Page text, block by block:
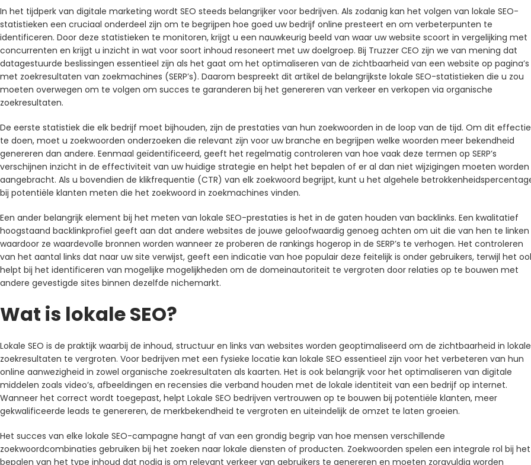
In het tijdperk van digitale marketing wordt SEO steeds belangrijker voor bedrijven. Als zodanig kan het volgen van lokale SEO-
statistieken een cruciaal onderdeel zijn om te begrijpen hoe goed uw bedrijf online presteert en om verbeterpunten te
identificeren. Door deze statistieken te monitoren, krijgt u een nauwkeurig beeld van waar uw website scoort in vergelijking met
concurrenten en krijgt u inzicht in wat voor soort inhoud resoneert met uw doelgroep. Bij Truzzer CEO zijn we van mening dat
datagestuurde beslissingen essentieel zijn als het gaat om het optimaliseren van de zichtbaarheid van een website op pagina’s
met zoekresultaten van zoekmachines (SERP’s). Daarom bespreekt dit artikel de belangrijkste lokale SEO-statistieken die u zou
moeten overwegen om te volgen om succes te garanderen bij het genereren van verkeer en verkopen via organische
zoekresultaten.
De eerste statistiek die elk bedrijf moet bijhouden, zijn de prestaties van hun zoekwoorden in de loop van de tijd. Om dit
te doen, moet u zoekwoorden onderzoeken die relevant zijn voor uw branche en begrijpen welke woorden meer bekendheid
genereren dan andere. Eenmaal geïdentificeerd, geeft het regelmatig controleren van hoe vaak deze termen op SERP’s
verschijnen inzicht in de effectiviteit van uw huidige strategie en helpt het bepalen of er al dan niet wijzigingen moeten worden
aangebracht. Als u bovendien de klikfrequentie (CTR) van elk zoekwoord begrijpt, kunt u het algehele
bij potentiële klanten meten die het zoekwoord in zoekmachines vinden.
Een ander belangrijk element bij het meten van lokale SEO-prestaties is het in de gaten houden van backlinks. Een kwalitatief
hoogstaand backlinkprofiel geeft aan dat andere websites de jouwe geloofwaardig genoeg achten om uit die van hen te linken
waardoor ze waardevolle bronnen worden wanneer ze proberen de rankings hogerop in de SERP’s te verhogen. Het controleren
van het aantal links dat naar uw site verwijst, geeft een indicatie van hoe populair deze feitelijk is onder gebruikers, terwijl het
helpt bij het identificeren van mogelijke mogelijkheden om de domeinautoriteit te vergroten door relaties op te bouwen met
andere gevestigde sites binnen dezelfde nichemarkt.
Wat is lokale SEO?
Lokale SEO is de praktijk waarbij de inhoud, structuur en links van websites worden geoptimaliseerd om de zichtbaarheid in lokale
zoekresultaten te vergroten. Voor bedrijven met een fysieke locatie kan lokale SEO essentieel zijn voor het verbeteren van hun
online aanwezigheid in zowel organische zoekresultaten als kaarten. Het is ook belangrijk voor het optimaliseren van digitale
middelen zoals video’s, afbeeldingen en recensies die verband houden met de lokale identiteit van een bedrijf op internet.
Wanneer het correct wordt toegepast, helpt Lokale SEO bedrijven vertrouwen op te bouwen bij potentiële klanten, meer
gekwalificeerde leads te genereren, de merkbekendheid te vergroten en uiteindelijk de omzet te laten groeien.
Het succes van elke lokale SEO-campagne hangt af van een grondig begrip van hoe mensen verschillende
zoekwoordcombinaties gebruiken bij het zoeken naar lokale diensten of producten. Zoekwoorden spelen een integrale rol bij het
bepalen van het type inhoud dat nodig is om relevant verkeer van gebruikers te genereren en moeten zorgvuldig worden